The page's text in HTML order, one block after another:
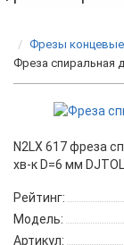
Фрезы концевые
Фреза спиральная
N2LX 617 фреза
хв-к D=6 мм DJTOL
Рейтинг:
Модель:
Артикул: